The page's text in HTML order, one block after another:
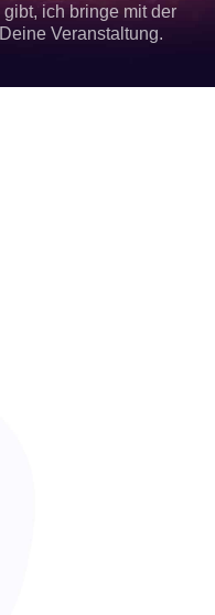
ich bringe mit der
Veranstaltung.